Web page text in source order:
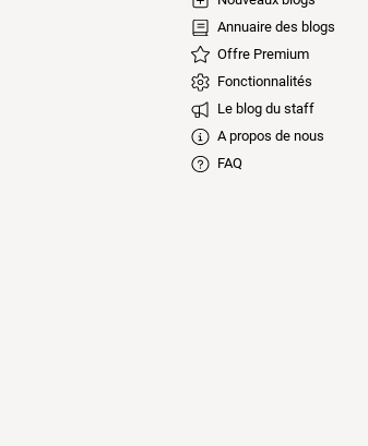
Annuaire des blogs
Offre Premium
Fonctionnalités
Le blog du staff
A propos de nous
FAQ